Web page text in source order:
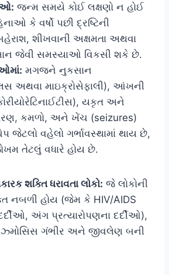
જન્મ સમયે કોઈ લક્ષણો ન હોઈ
કે વર્ષો પછી દ્રષ્ટિની
શીખવાની અક્ષમતા અથવા
જેવી સમસ્યાઓ વિકસી શકે છે.
મગજને નુકસાન
અથવા માઇક્રોસેફાલી), આંખની
યકૃત અને
કમળો, અને ખેંચ (seizures)
વહેલો ગર્ભાવસ્થામાં થાય છે,
તેટલું વધારે હોય છે.
શક્તિ ધરાવતા લોકો: જે લોકોની
નબળી હોય (જેમ કે HIV/AIDS
અંગ પ્રત્યારોપણના દર્દીઓ),
ગંભીર અને જીવલેણ બની